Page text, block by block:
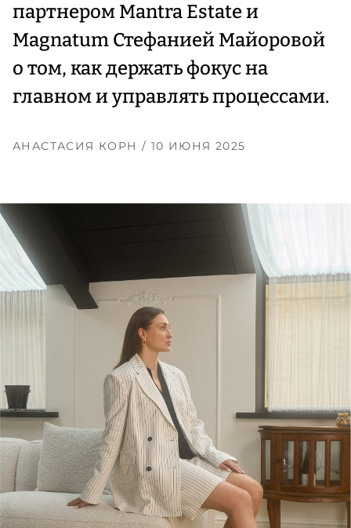
партнером Mantra Estate и
Magnatum Стефанией Майоровой
о том, как держать фокус на
главном и управлять процессами.
АНАСТАСИЯ КОРН / 10 ИЮНЯ 2025